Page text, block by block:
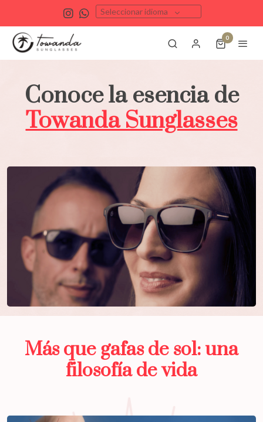
Seleccionar idioma
0
Conoce la esencia de
Towanda Sunglasses
Más que gafas de sol: una
filosofía de vida